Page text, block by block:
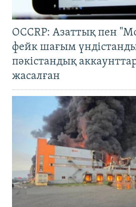
OCCRP: Азаттық пен
фейк шағым
пәкістандық
жасалған